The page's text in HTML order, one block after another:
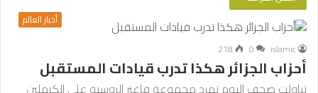
أخبار العالم
islamic
0
218
أحزاب الجزائر هكذا تدرب قيادات المستقبل
تناولت صحف اليوم تمرد مجموعة فاغنر الروسية على الكرملين